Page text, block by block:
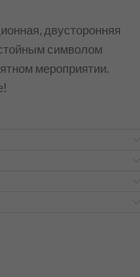
двусторонняя
символом
мероприятии.